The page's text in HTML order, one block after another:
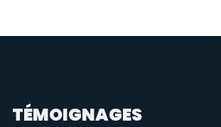
TÉMOIGNAGES